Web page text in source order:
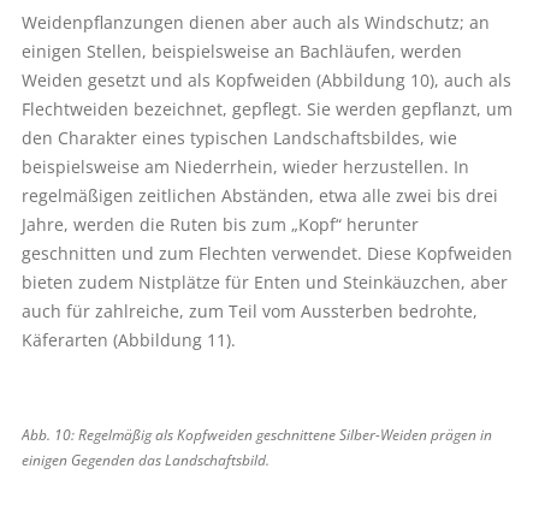
Weidenpflanzungen dienen aber auch als Windschutz; an
einigen Stellen, beispielsweise an Bachläufen, werden
Weiden gesetzt und als Kopfweiden (Abbildung 10), auch als
Flechtweiden bezeichnet, gepflegt. Sie werden gepflanzt, um
den Charakter eines typischen Landschaftsbildes, wie
beispielsweise am Niederrhein, wieder herzustellen. In
regelmäßigen zeitlichen Abständen, etwa alle zwei bis drei
Jahre, werden die Ruten bis zum „Kopf“ herunter
geschnitten und zum Flechten verwendet. Diese Kopfweiden
bieten zudem Nistplätze für Enten und Steinkäuzchen, aber
auch für zahlreiche, zum Teil vom Aussterben bedrohte,
Käferarten (Abbildung 11).
Abb. 10: Regelmäßig als Kopfweiden geschnittene Silber-Weiden prägen in
einigen Gegenden das Landschaftsbild.